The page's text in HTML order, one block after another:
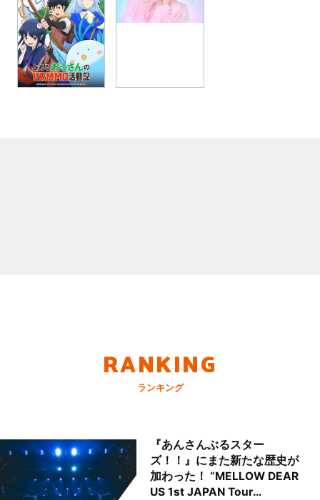
RANKING
ランキング
『あんさんぶるスター
ズ！！』にまた新たな歴史が
加わった！ “MELLOW DEAR
US 1st JAPAN Tour